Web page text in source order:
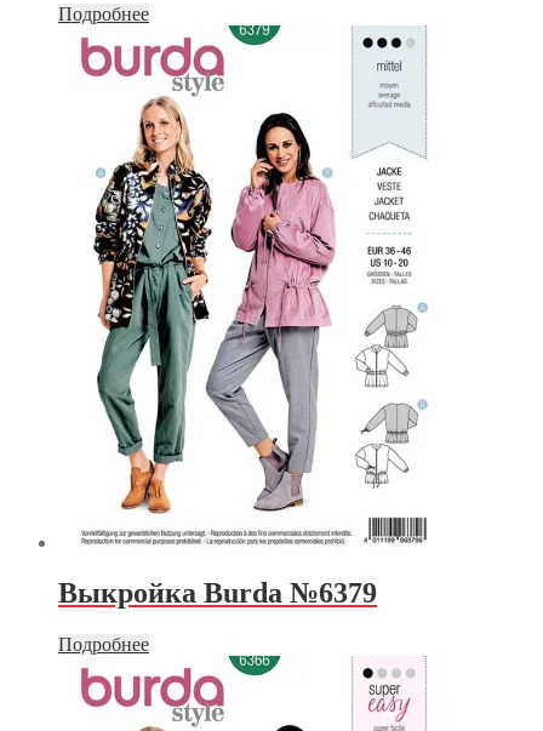
Подробнее
Выкройка Burda №6379
Подробнее